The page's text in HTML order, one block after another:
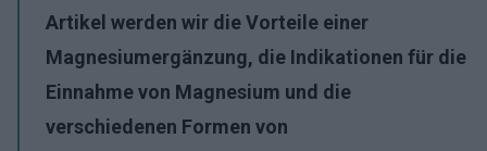
Artikel werden wir die Vorteile einer
Magnesiumergänzung, die Indikationen für die
Einnahme von Magnesium und die
verschiedenen Formen von